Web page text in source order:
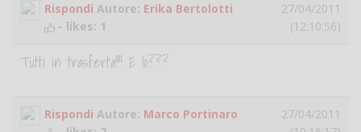
Rispondi Autore: Erika Bertolotti
- likes: 1
27/04/2011
(12:10:56)
Tutti in trasferta!!!! E Io???
Rispondi Autore: Marco Portinaro
27/04/2011